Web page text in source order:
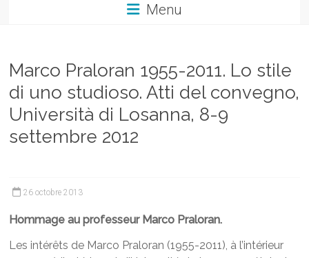
et
chercheurs
de
la
Faculté
des
Menu
Marco Praloran 1955-2011. Lo stile
di uno studioso. Atti del convegno,
Università di Losanna, 8-9
settembre 2012
26 octobre 2013
Hommage au professeur Marco Praloran.
Les intérêts de Marco Praloran (1955-2011), à l’intérieur